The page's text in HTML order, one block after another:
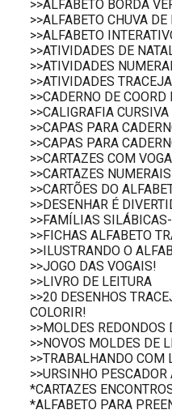
>>ALFABETO BORDA
>>ALFABETO CHUVA DE
>>ALFABETO
>>ATIVIDADES DE
>>ATIVIDADES
>>ATIVIDADES
>>CADERNO DE COORD
>>CALIGRAFIA CURSIVA
>>CAPAS PARA
>>CAPAS PARA
>>CARTAZES COM
>>CARTAZES
>>CARTÕES DO
>>DESENHAR É
>>FAMÍLIAS
>>FICHAS ALFABETO
>>ILUSTRANDO O
>>JOGO DAS VOGAIS!
>>LIVRO DE LEITURA
>>20 DESENHOS
COLORIR!
>>MOLDES REDONDOS
>>NOVOS MOLDES DE
>>TRABALHANDO COM
>>URSINHO
*CARTAZES
*ALFABETO PARA